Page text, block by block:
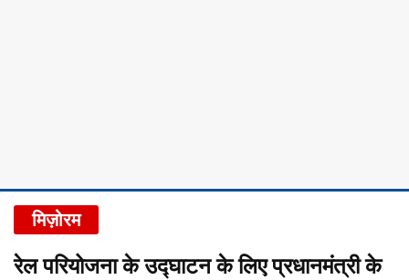
मिज़ोरम
रेल परियोजना के उद्घाटन के लिए प्रधानमंत्री के